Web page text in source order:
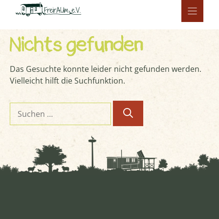
Inhalt
springen
Nichts gefunden
Das Gesuchte konnte leider nicht gefunden werden.
Vielleicht hilft die Suchfunktion.
Suchen
nach: